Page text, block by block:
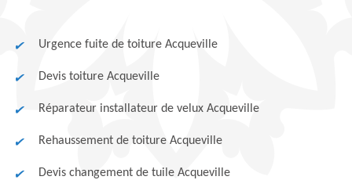
Urgence fuite de toiture Acqueville
Devis toiture Acqueville
Réparateur installateur de velux Acqueville
Rehaussement de toiture Acqueville
Devis changement de tuile Acqueville